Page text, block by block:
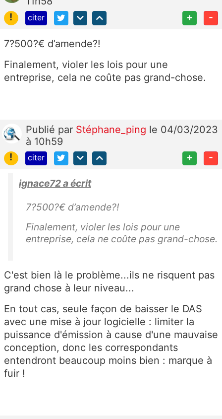
!
citer + -
7?500?€ d’amende?!
Finalement, violer les lois pour une
entreprise, cela ne coûte pas grand-chose.
Publié par Stéphane_ping le 04/03/2023
à 10h59
!
citer + -
ignace72 a écrit
7?500?€ d’amende?!
Finalement, violer les lois pour une
entreprise, cela ne coûte pas grand-chose.
C'est bien là le problème...ils ne risquent pas
grand chose à leur niveau...
En tout cas, seule façon de baisser le DAS
avec une mise à jour logicielle : limiter la
puissance d'émission à cause d'une mauvaise
conception, donc les correspondants
entendront beaucoup moins bien : marque à
fuir !